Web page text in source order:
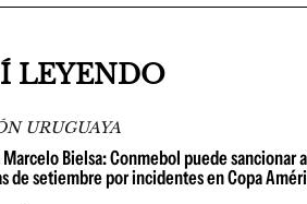
LEYENDO
URUGUAYA
Bielsa: Conmebol puede
de setiembre por incidentes en Copa